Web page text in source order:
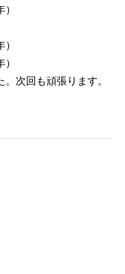
）
次回も頑張ります。